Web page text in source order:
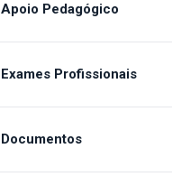
Apoio Pedagógico
Exames Profissionais
Documentos